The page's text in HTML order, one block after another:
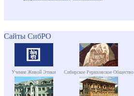
Сайты СибРО
Учение Живой Этики Сибирское Рериховское Общество